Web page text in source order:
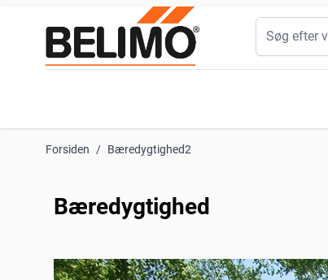
Søg
Forsiden / Bæredygtighed2
Bæredygtighed